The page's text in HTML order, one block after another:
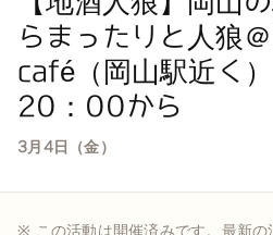
らまったりと人狼
café（岡山駅近く
20：00から
3月4日（金）
※ この活動は開催済みです。最新の